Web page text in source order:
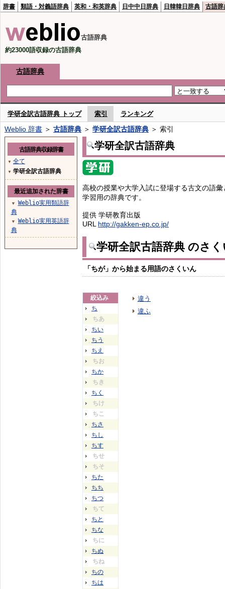
辞書 類語・対義語辞典 英和・和英辞典 日中中日辞典 日韓韓日辞典 古語辞
古語辞典
約23000語収録の古語辞典
古語辞典
学研全訳古語辞典 トップ 索引 ランキング
Weblio 辞書 ＞ 古語辞典 ＞ 学研全訳古語辞典 ＞ 索引
学研全訳古語辞典
高校の授業や大学入試に登場する古文の語
学習用の辞典です。
提供 学研教育出版
URL http://gakken-ep.co.jp/
学研全訳古語辞典 のさ
「ちが」から始まる用語のさくいん
絞込み
ち
ちあ
ちい
ちう
ちえ
ちお
ちか
ちき
ちく
ちけ
ちこ
ちさ
ちし
ちす
ちせ
ちそ
ちた
ちち
ちつ
ちて
ちと
ちな
ちに
ちぬ
ちね
ちの
ちは
違う
違ふ
古語辞典収録辞書
▼ 全て
▼ 学研全訳古語辞典
最近追加された辞書
▼
Weblio実用類語辞
典
▼
Weblio実用英語辞
典